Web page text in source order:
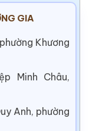
GIA
Khương
Minh Châu,
Anh, phường